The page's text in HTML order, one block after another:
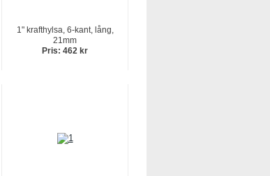
1" krafthylsa, 6-kant, lång,
21mm
Pris: 462 kr